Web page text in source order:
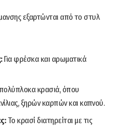
εξαρτώνται από το στυλ
Για φρέσκα και αρωματικά
κρασιά, όπου
ξηρών καρπών και καπνού.
Το κρασί διατηρείται με τις